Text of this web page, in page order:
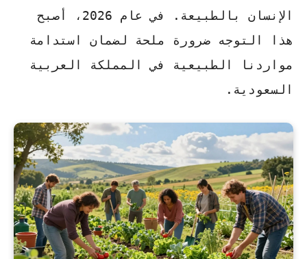
الإنسان بالطبيعة. في عام 2026، أصبح
هذا التوجه ضرورة ملحة لضمان استدامة
مواردنا الطبيعية في المملكة العربية
السعودية.